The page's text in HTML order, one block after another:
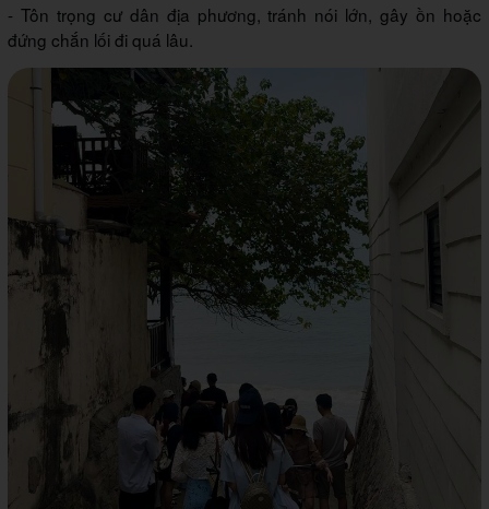
- Tôn trọng cư dân địa phương, tránh nói lớn, gây ồn hoặc
đứng chắn lối đi quá lâu.